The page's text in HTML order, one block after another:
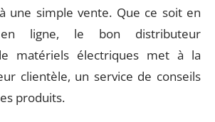
une simple vente. Que ce soit en
ligne, le bon distributeur
matériels électriques met à la
clientèle, un service de conseils
produits.